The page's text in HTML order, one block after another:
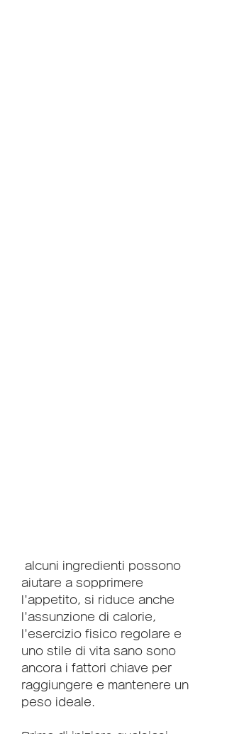
aiutare a sopprimere
l'appetito, si riduce anche
l'assunzione di calorie,
l'esercizio fisico regolare e
uno stile di vita sano sono
ancora i fattori chiave per
raggiungere e mantenere un
peso ideale.